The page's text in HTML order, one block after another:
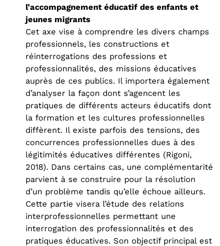
l’accompagnement éducatif des enfants et
jeunes migrants
Cet axe vise à comprendre les divers champs
professionnels, les constructions et
réinterrogations des professions et
professionnalités, des missions éducatives
auprès de ces publics. Il importera également
d’analyser la façon dont s’agencent les
pratiques de différents acteurs éducatifs dont
la formation et les cultures professionnelles
diffèrent. Il existe parfois des tensions, des
concurrences professionnelles dues à des
légitimités éducatives différentes (Rigoni,
2018). Dans certains cas, une complémentarité
parvient à se construire pour la résolution
d’un problème tandis qu’elle échoue ailleurs.
Cette partie visera l’étude des relations
interprofessionnelles permettant une
interrogation des professionnalités et des
pratiques éducatives. Son objectif principal est